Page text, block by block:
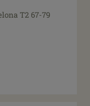
T2 67-79